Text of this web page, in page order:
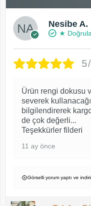
Nesibe A.
★
Ürün rengi dokusu
severek
bilgilendirerek
de çok değerli...
Teşekkürler filderi
11 ay önce
Görselli yorum yaptı ve